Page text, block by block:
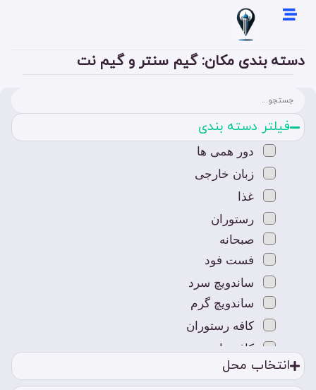
دسته بندی مکان: گیم سنتر و گیم نت
فیلتر دسته بندی
دور همی ها
زبان خارجی
غذا
رستوران
صبحانه
فست فود
ساندویچ سرد
ساندویچ گرم
کافه رستوران
کافه ها
کافه بازی
انتخاب محل